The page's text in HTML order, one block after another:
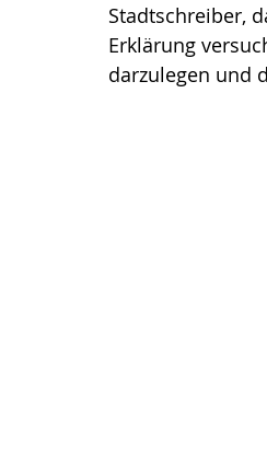
Stadtschreiber,
Erklärung
darzulegen und